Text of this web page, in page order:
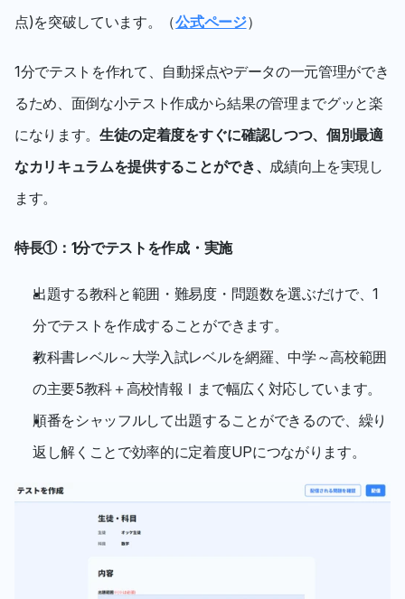
点)を突破しています。（公式ページ）
1分でテストを作れて、自動採点やデータの一元管理ができ
るため、面倒な小テスト作成から結果の管理までグッと楽
になります。生徒の定着度をすぐに確認しつつ、個別最適
なカリキュラムを提供することができ、 成績向上を実現し
ます。
特長①：1分でテストを作成・実施
出題する教科と範囲・難易度・問題数を選ぶだけで、1
分でテストを作成することができます。
教科書レベル～大学入試レベルを網羅、中学～高校範囲
の主要5教科＋高校情報Ⅰまで幅広く対応しています。
順番をシャッフルして出題することができるので、繰り
返し解くことで効率的に定着度UPにつながります。